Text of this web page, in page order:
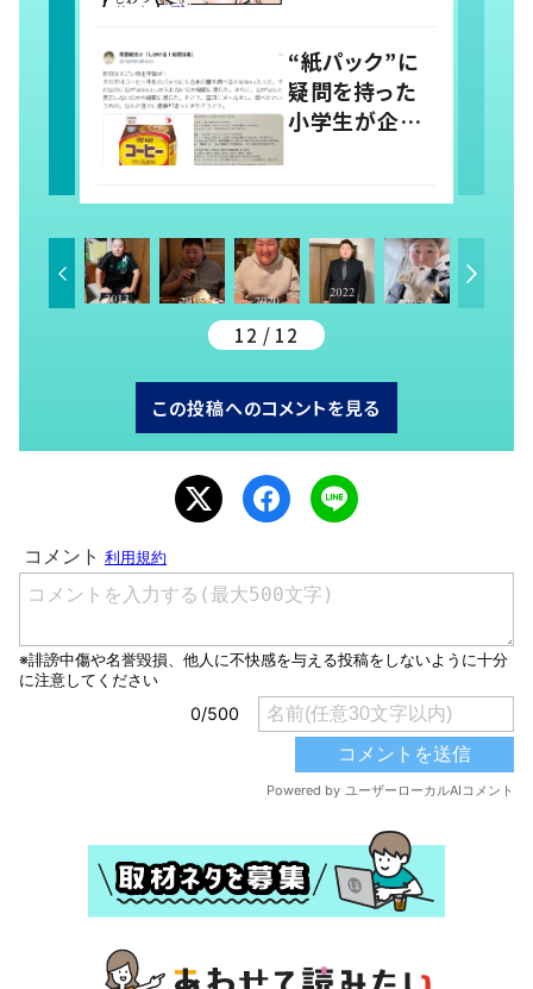
取りに「すごい
分かる」「改め
て気付かされ
た」
“紙パック”に
疑問を持った
小学生が企業
丁寧な対応に
「素晴らしい」
の声
12 / 12
この投稿へのコメントを見る